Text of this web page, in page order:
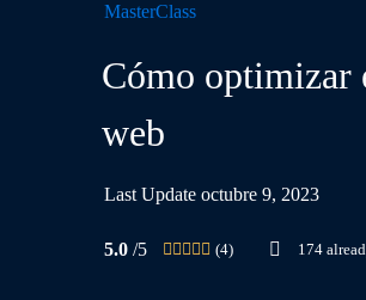
MasterClass
Cómo optimizar
web
Last Update octubre 9, 2023
5.0 /5 (4) 174